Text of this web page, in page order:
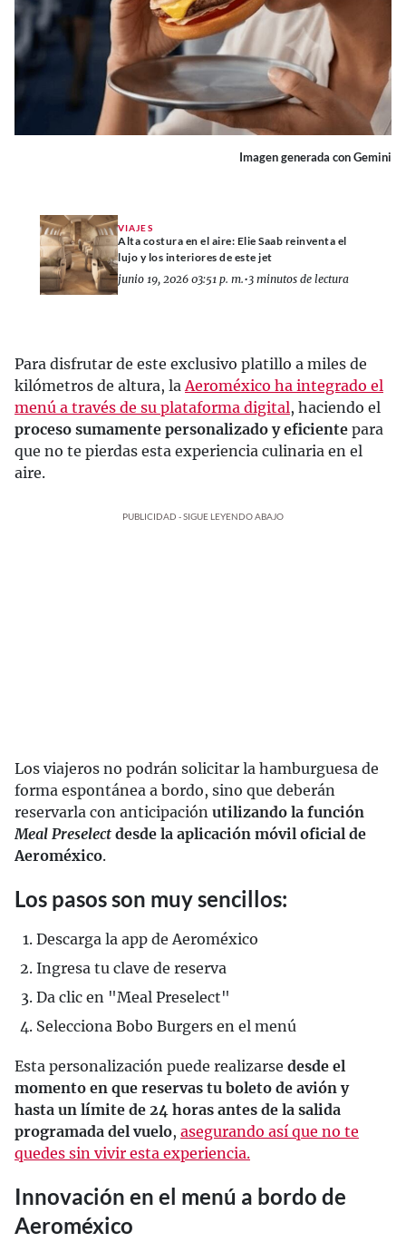
Imagen generada con Gemini
VIAJES
Alta costura en el aire: Elie Saab reinventa el
lujo y los interiores de este jet
junio 19, 2026 03:51 p. m.•3 minutos de lectura
Para disfrutar de este exclusivo platillo a miles de
kilómetros de altura, laAeroméxico ha integrado el
menú a través de su plataforma digital, haciendo el
proceso sumamente personalizado y eficiente para
que no te pierdas esta experiencia culinaria en el
aire.
PUBLICIDAD - SIGUE LEYENDO ABAJO
Los viajeros no podrán solicitar la hamburguesa de
forma espontánea a bordo, sino que deberán
reservarla con anticipación utilizando la función
Meal Preselect desde la aplicación móvil oficial de
Aeroméxico.
Los pasos son muy sencillos:
Descarga la app de Aeroméxico
Ingresa tu clave de reserva
Da clic en "Meal Preselect"
Selecciona Bobo Burgers en el menú
Esta personalización puede realizarse desde el
momento en que reservas tu boleto de avión y
hasta un límite de 24 horas antes de la salida
programada del vuelo, asegurando así que no te
quedes sin vivir esta experiencia.
Innovación en el menú a bordo de
Aeroméxico